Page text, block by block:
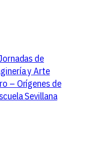
de
y Arte
– Orígenes de
Sevillana